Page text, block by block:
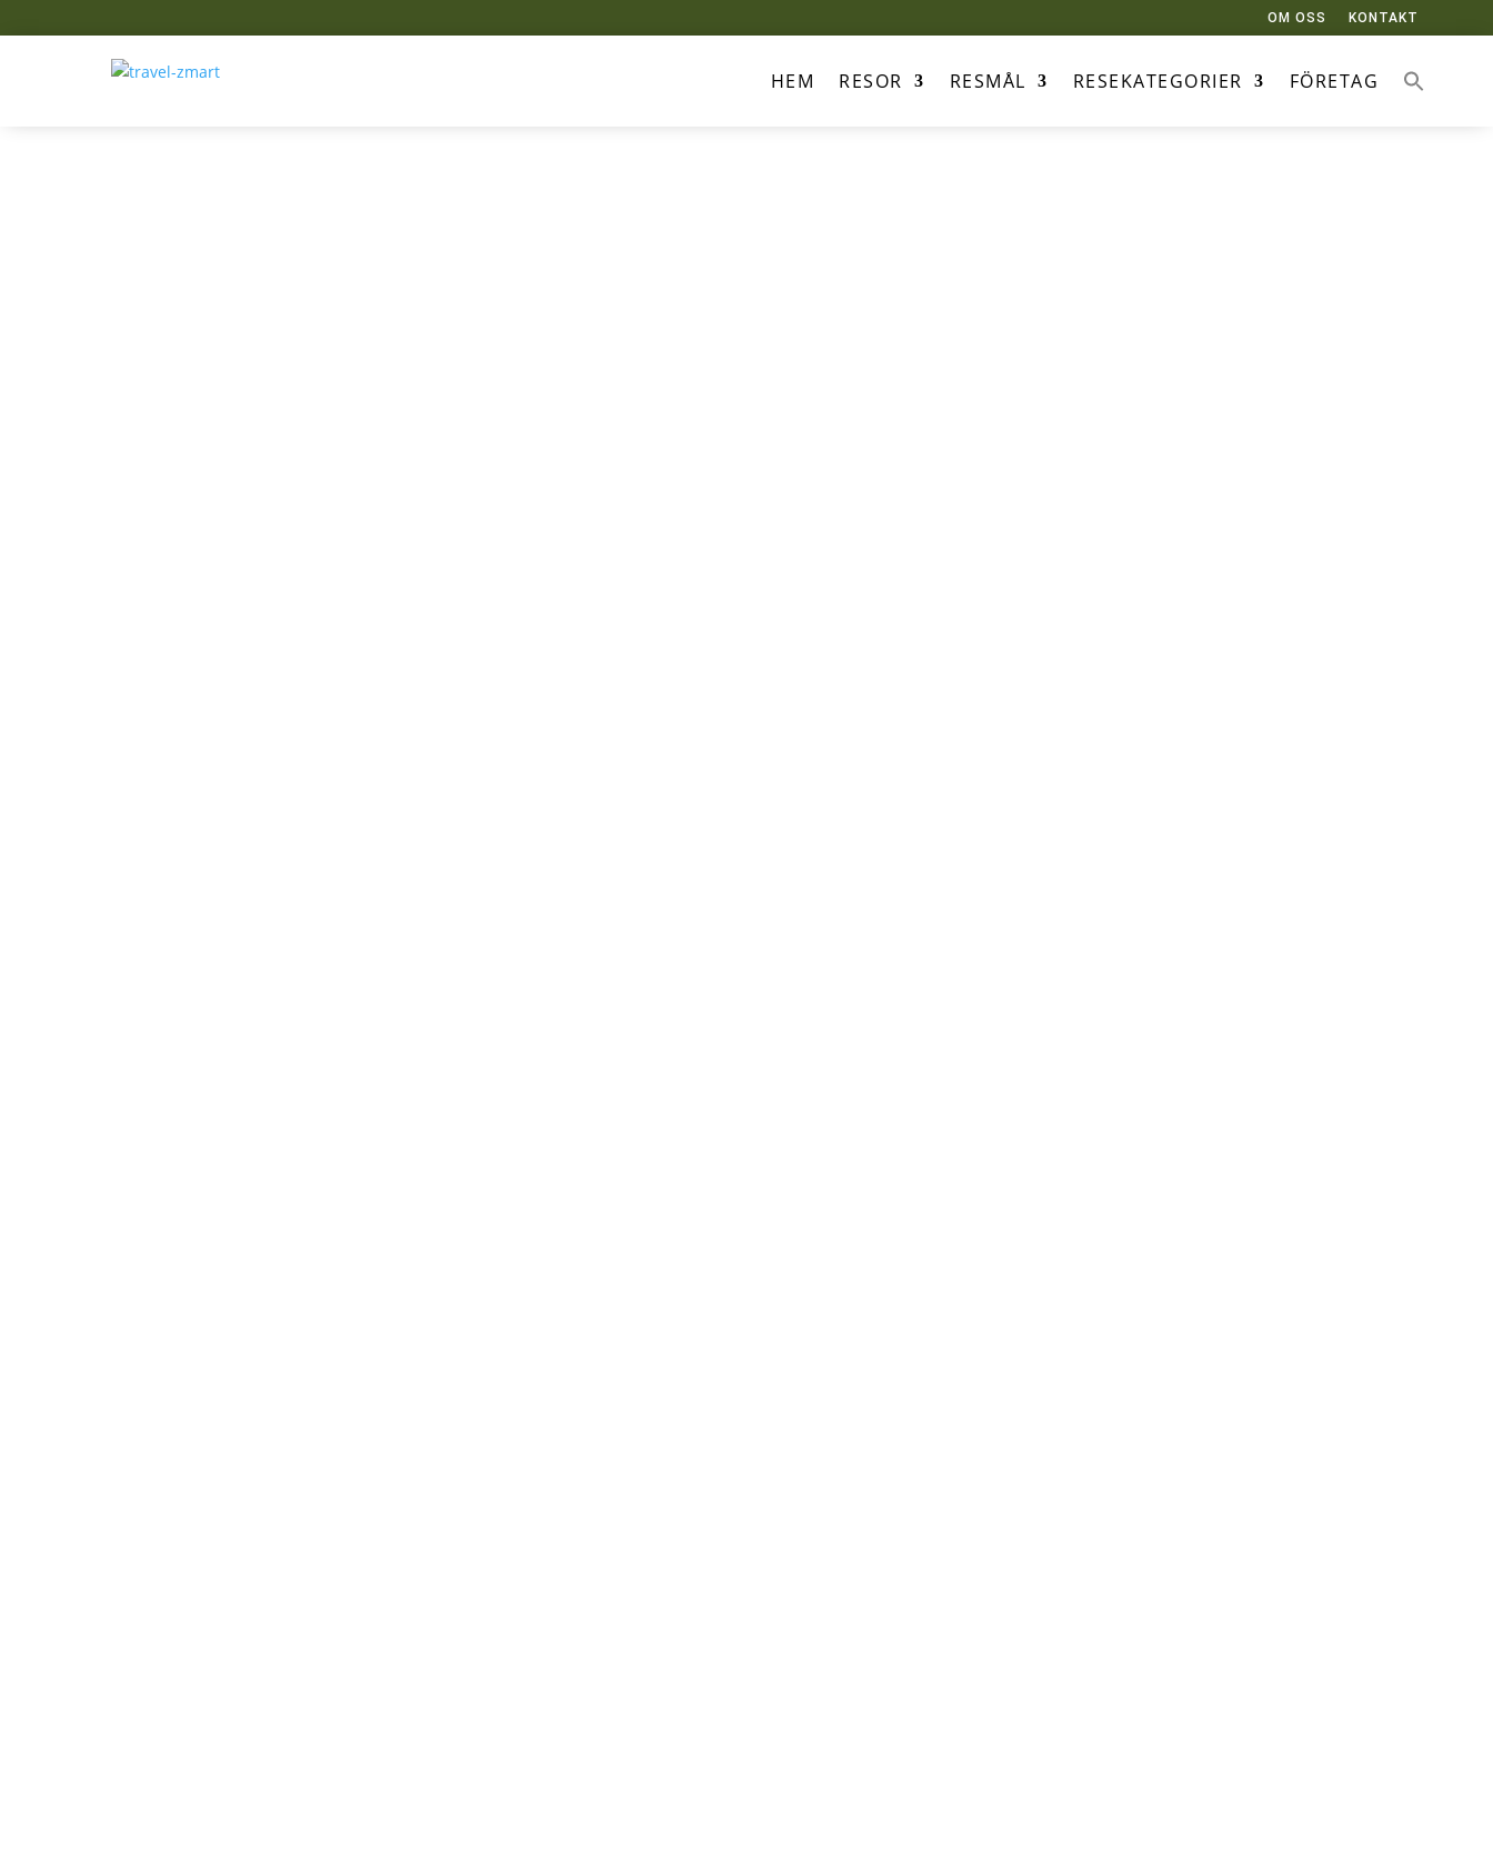
OM OSS KONTAKT
HEM RESOR RESMÅL RESEKATEGORIER FÖRETAG